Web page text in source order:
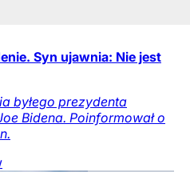
Syn ujawnia: Nie jest
byłego prezydenta
Bidena. Poinformował o